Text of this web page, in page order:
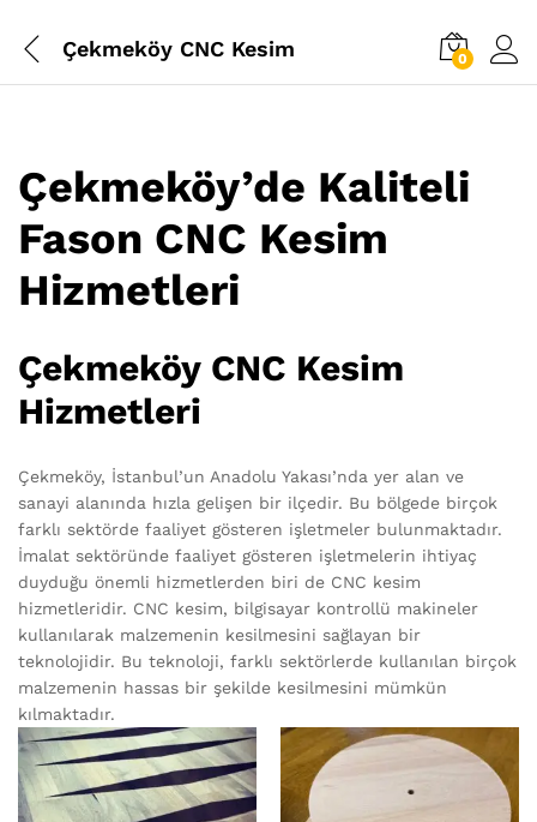
Çekmeköy CNC Kesim 0
Çekmeköy’de Kaliteli
Fason CNC Kesim
Hizmetleri
Çekmeköy CNC Kesim
Hizmetleri
Çekmeköy, İstanbul’un Anadolu Yakası’nda yer alan ve
sanayi alanında hızla gelişen bir ilçedir. Bu bölgede birçok
farklı sektörde faaliyet gösteren işletmeler bulunmaktadır.
İmalat sektöründe faaliyet gösteren işletmelerin ihtiyaç
duyduğu önemli hizmetlerden biri de CNC kesim
hizmetleridir. CNC kesim, bilgisayar kontrollü makineler
kullanılarak malzemenin kesilmesini sağlayan bir
teknolojidir. Bu teknoloji, farklı sektörlerde kullanılan birçok
malzemenin hassas bir şekilde kesilmesini mümkün
kılmaktadır.